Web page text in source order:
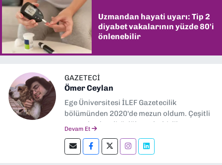
Uzmandan hayati uyarı: Tip 2
diyabet vakalarının yüzde 80'i
önlenebilir
GAZETECİ
Ömer Ceylan
Ege Üniversitesi İLEF Gazetecilik
bölümünden 2020'de mezun oldum. Çeşitli
gazetelerde editörlük, muhabirlik yaptım.
editörlük yapıyorum.
Devam Et